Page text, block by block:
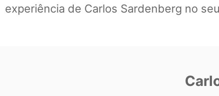
experiência de Carlos Sardenberg no